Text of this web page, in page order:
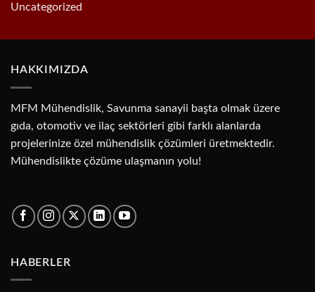
Uncategorized
HAKKIMIZDA
MFM Mühendislik, Savunma sanayii başta olmak üzere
gıda, otomotiv ve ilaç sektörleri gibi farklı alanlarda
projelerinize özel mühendislik çözümleri üretmektedir.
Mühendislikte çözüme ulaşmanın yolu!
HABERLER